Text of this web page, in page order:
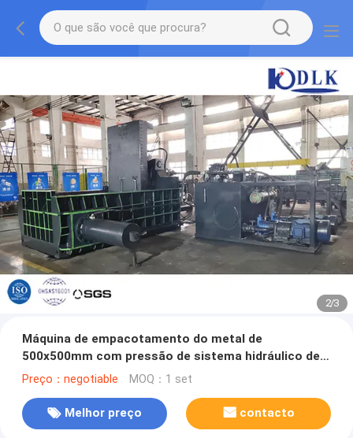
2/3
Máquina de empacotamento do metal de
500x500mm com pressão de sistema hidráulico de
≤25MPa
Preço：negotiable MOQ：1 set
Melhor preço contacto